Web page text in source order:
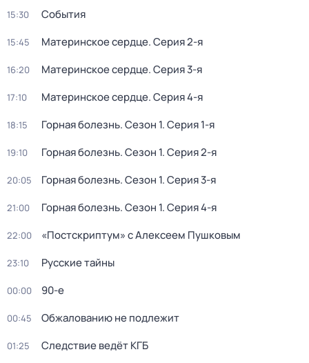
15:30 События
15:45 Материнское сердце. Серия 2-я
16:20 Материнское сердце. Серия 3-я
17:10 Материнское сердце. Серия 4-я
18:15 Горная болезнь. Сезон 1. Серия 1-я
19:10 Горная болезнь. Сезон 1. Серия 2-я
20:05 Горная болезнь. Сезон 1. Серия 3-я
21:00 Горная болезнь. Сезон 1. Серия 4-я
22:00 «Постскриптум» с Алексеем Пушковым
23:10 Русские тайны
00:00 90-е
00:45 Обжалованию не подлежит
01:25 Следствие ведёт КГБ